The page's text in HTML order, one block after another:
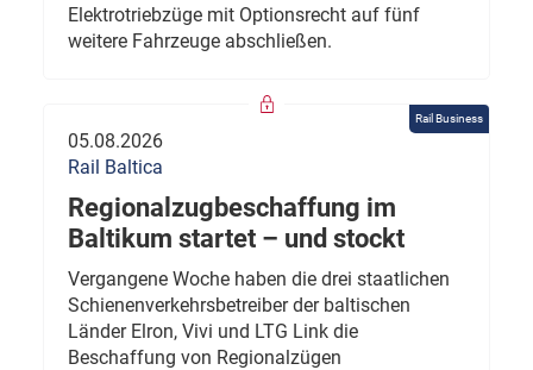
Elektrotriebzüge mit Optionsrecht auf fünf
weitere Fahrzeuge abschließen.
Rail Business
05.08.2026
Rail Baltica
Regionalzugbeschaffung im
Baltikum startet – und stockt
Vergangene Woche haben die drei staatlichen
Schienenverkehrsbetreiber der baltischen
Länder Elron, Vivi und LTG Link die
Beschaffung von Regionalzügen